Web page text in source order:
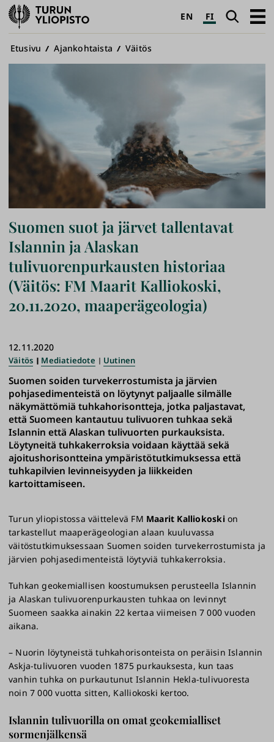
Turun
yliopisto
EN FI Haku
Avaa
Murupolku
Etusivu Ajankohtaista Väitös
Suomen suot ja järvet tallentavat
Islannin ja Alaskan
tulivuorenpurkausten historiaa
(Väitös: FM Maarit Kalliokoski,
20.11.2020, maaperägeologia)
12.11.2020
Väitös Mediatiedote Uutinen
Suomen soiden turvekerrostumista ja järvien
pohjasedimenteistä on löytynyt paljaalle silmälle
näkymättömiä tuhkahorisontteja, jotka paljastavat,
että Suomeen kantautuu tulivuoren tuhkaa sekä
Islannin että Alaskan tulivuorten purkauksista.
Löytyneitä tuhkakerroksia voidaan käyttää sekä
ajoitushorisontteina ympäristötutkimuksessa että
tuhkapilvien levinneisyyden ja liikkeiden
kartoittamiseen.
Turun yliopistossa väittelevä FM Maarit Kalliokoskion
tarkastellut maaperägeologian alaan kuuluvassa
väitöstutkimuksessaan Suomen soiden turvekerrostumista ja
järvien pohjasedimenteistä löytyviä tuhkakerroksia.
Tuhkan geokemiallisen koostumuksen perusteella Islannin
ja Alaskan tulivuorenpurkausten tuhkaa on levinnyt
Suomeen saakka ainakin 22 kertaa viimeisen 7 000 vuoden
aikana.
– Nuorin löytyneistä tuhkahorisonteista on peräisin Islannin
Askja-tulivuoren vuoden 1875 purkauksesta, kun taas
vanhin tuhka on purkautunut Islannin Hekla-tulivuoresta
noin 7 000 vuotta sitten, Kalliokoski kertoo.
Islannin tulivuorilla on omat geokemialliset
sormenjälkensä